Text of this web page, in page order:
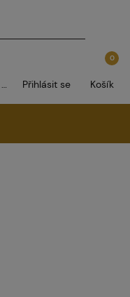
Jazyk a měna Přihlásit se
0
Košík